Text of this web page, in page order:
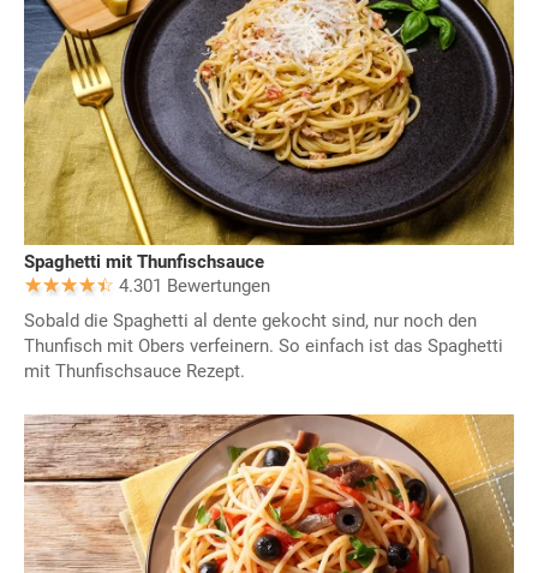
Spaghetti mit Thunfischsauce
4.301 Bewertungen
Sobald die Spaghetti al dente gekocht sind, nur noch den
Thunfisch mit Obers verfeinern. So einfach ist das Spaghetti
mit Thunfischsauce Rezept.